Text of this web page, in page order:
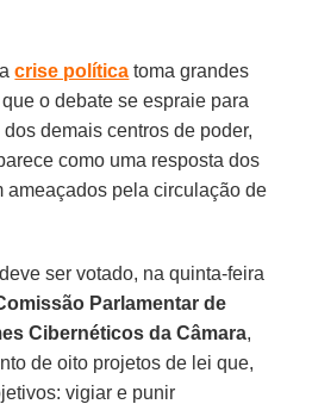
acrise política toma grandes
o debate se espraie para
demais centros de poder,
como uma resposta dos
ameaçados pela circulação de
ser votado, na quinta-feira
Parlamentar de
Cibernéticos da Câmara,
de oito projetos de lei que,
vigiar e punir